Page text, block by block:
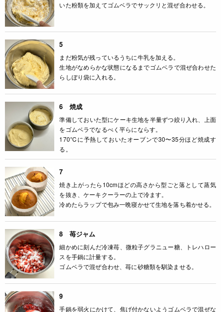
いた粉類を加えてゴムベラでサックリと混ぜ合わせる。
5
まだ粉気が残っているうちに牛乳を加える。
生地がなめらかな状態になるまでゴムベラで混ぜ合わせた
らしぼり袋に入れる。
6 焼成
準備しておいた型にケーキ生地を半量ずつ絞り入れ、上面
をゴムベラでなるべく平らにならす。
170℃に予熱しておいたオーブンで30〜35分ほど焼成す
る。
7
焼き上がったら10cmほどの高さから型ごと落として蒸気
を抜き、ケーキクーラーの上で冷ます。
冷めたらラップで包み一晩寝かせて生地を落ち着かせる。
8 苺ジャム
細かめに刻んだ冷凍苺、微粒子グラニュー糖、トレハロー
スを手鍋に計量する。
ゴムベラで混ぜ合わせ、苺に砂糖類を馴染ませる。
9
手鍋を弱火にかけて、焦げ付かないようゴムベラで混ぜな